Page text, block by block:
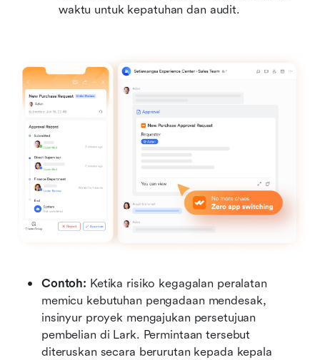
waktu untuk kepatuhan dan audit.
Contoh: Ketika risiko kegagalan peralatan
memicu kebutuhan pengadaan mendesak,
insinyur proyek mengajukan persetujuan
pembelian di Lark. Permintaan tersebut
diteruskan secara berurutan kepada kepala